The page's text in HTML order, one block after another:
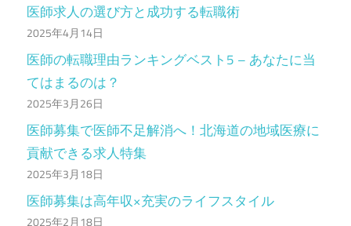
医師求人の選び方と成功する転職術
2025年4月14日
医師の転職理由ランキングベスト5 – あなたに当
てはまるのは？
2025年3月26日
医師募集で医師不足解消へ！北海道の地域医療に
貢献できる求人特集
2025年3月18日
医師募集は高年収×充実のライフスタイル
2025年2月18日